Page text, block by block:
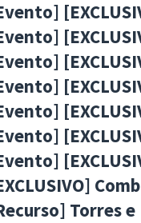
Torres e